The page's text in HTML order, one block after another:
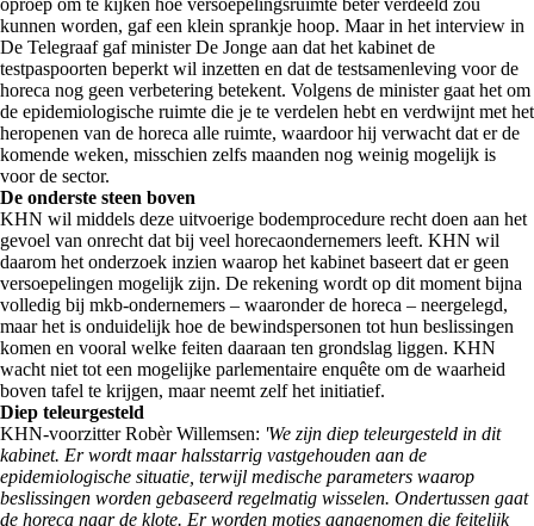
oproep om te kijken hoe versoepelingsruimte beter verdeeld zou
kunnen worden, gaf een klein sprankje hoop. Maar in het interview in
De Telegraaf gaf minister De Jonge aan dat het kabinet de
testpaspoorten beperkt wil inzetten en dat de testsamenleving voor de
horeca nog geen verbetering betekent. Volgens de minister gaat het om
de epidemiologische ruimte die je te verdelen hebt en verdwijnt met het
heropenen van de horeca alle ruimte, waardoor hij verwacht dat er de
komende weken, misschien zelfs maanden nog weinig mogelijk is
voor de sector.
De onderste steen boven
KHN wil middels deze uitvoerige bodemprocedure recht doen aan het
gevoel van onrecht dat bij veel horecaondernemers leeft. KHN wil
daarom het onderzoek inzien waarop het kabinet baseert dat er geen
versoepelingen mogelijk zijn. De rekening wordt op dit moment bijna
volledig bij mkb-ondernemers – waaronder de horeca – neergelegd,
maar het is onduidelijk hoe de bewindspersonen tot hun beslissingen
komen en vooral welke feiten daaraan ten grondslag liggen. KHN
wacht niet tot een mogelijke parlementaire enquête om de waarheid
boven tafel te krijgen, maar neemt zelf het initiatief.
Diep teleurgesteld
KHN-voorzitter Robèr Willemsen: 'We zijn diep teleurgesteld in dit
kabinet. Er wordt maar halsstarrig vastgehouden aan de
epidemiologische situatie, terwijl medische parameters waarop
beslissingen worden gebaseerd regelmatig wisselen. Ondertussen gaat
de horeca naar de klote. Er worden moties aangenomen die feitelijk